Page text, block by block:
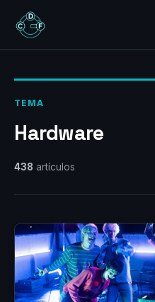
REVIEWS
TEMA
Hardware
438 artículos